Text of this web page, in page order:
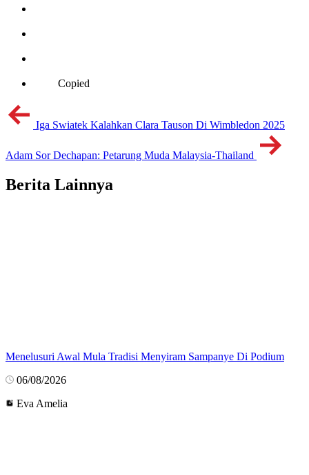
Copied
Iga Swiatek Kalahkan Clara Tauson Di Wimbledon 2025
Adam Sor Dechapan: Petarung Muda Malaysia-Thailand
Berita Lainnya
Menelusuri Awal Mula Tradisi Menyiram Sampanye Di Podium
06/08/2026
Eva Amelia